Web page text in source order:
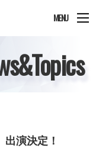
MENU
演決定！